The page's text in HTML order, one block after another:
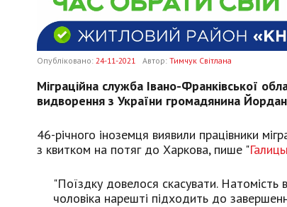
Опубліковано: 24-11-2021 Автор: Тимчук Світлана
Міграційна служба Івано-Франківської
видворення з України громадянина
46-річного іноземця виявили працівники
з квитком на потяг до Харкова, пише "
"Поїздку довелося скасувати.
чоловіка нарешті підходить до